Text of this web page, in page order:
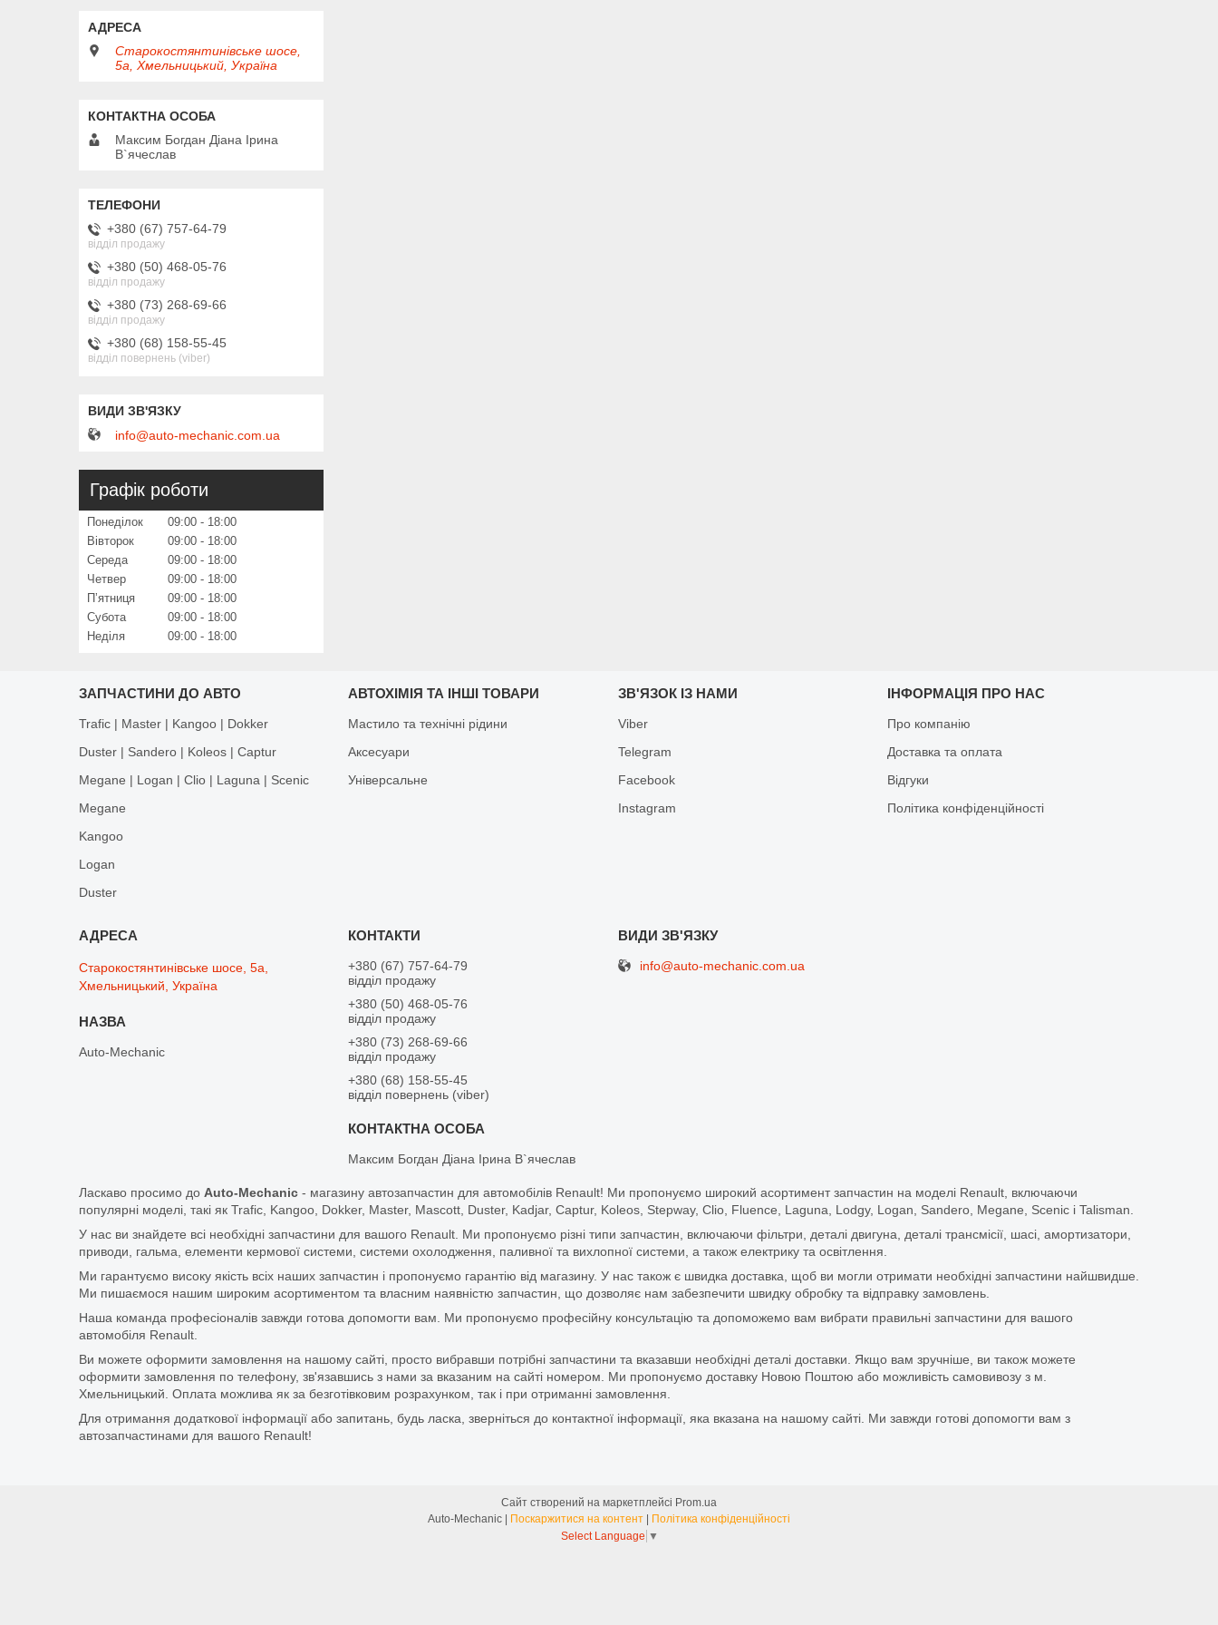
Старокостянтинівське шосе,
5а, Хмельницький, Україна
Максим Богдан Діана Ірина
В`ячеслав
+380 (67) 757-64-79
відділ продажу
+380 (50) 468-05-76
відділ продажу
+380 (73) 268-69-66
відділ продажу
+380 (68) 158-55-45
відділ повернень (viber)
info@auto-mechanic.com.ua
Графік роботи
Понеділок 09:00
18:00
Вівторок
09:00
18:00
Середа
09:00
18:00
Четвер
09:00
18:00
Пʼятниця
09:00
18:00
Субота
09:00
18:00
Неділя
09:00 18:00
ЗАПЧАСТИНИ ДО АВТО
Trafic | Master | Kangoo | Dokker
Duster | Sandero | Koleos | Captur
Megane | Logan | Clio | Laguna | Scenic
Megane
Kangoo
Logan
Duster
АВТОХІМІЯ ТА ІНШІ ТОВАРИ
Мастило та технічні рідини
Аксесуари
Універсальне
ЗВ'ЯЗОК ІЗ НАМИ
Viber
Telegram
Facebook
Іnstagram
ІНФОРМАЦІЯ ПРО НАС
Про компанію
Доставка та оплата
Відгуки
Політика конфіденційності
Старокостянтинівське шосе, 5а,
Хмельницький, Україна
Auto-Mechanic
+380 (67) 757-64-79
відділ продажу
+380 (50) 468-05-76
відділ продажу
+380 (73) 268-69-66
відділ продажу
+380 (68) 158-55-45
відділ повернень (viber)
Максим Богдан Діана Ірина В`ячеслав
info@auto-mechanic.com.ua
Ласкаво просимо до Auto-Mechanic - магазину автозапчастин для автомобілів Renault! Ми пропонуємо широкий асортимент запчастин на моделі Renault, включаючи
популярні моделі, такі як Trafic, Kangoo, Dokker, Master, Mascott, Duster, Kadjar, Captur, Koleos, Stepway, Clio, Fluence, Laguna, Lodgy, Logan, Sandero, Megane, Scenic і Talisman.
У нас ви знайдете всі необхідні запчастини для вашого Renault. Ми пропонуємо різні типи запчастин, включаючи фільтри, деталі двигуна, деталі трансмісії, шасі, амортизатори,
приводи, гальма, елементи кермової системи, системи охолодження, паливної та вихлопної системи, а також електрику та освітлення.
Ми гарантуємо високу якість всіх наших запчастин і пропонуємо гарантію від магазину. У нас також є швидка доставка, щоб ви могли отримати необхідні запчастини найшвидше.
Ми пишаємося нашим широким асортиментом та власним наявністю запчастин, що дозволяє нам забезпечити швидку обробку та відправку замовлень.
Наша команда професіоналів завжди готова допомогти вам. Ми пропонуємо професійну консультацію та допоможемо вам вибрати правильні запчастини для вашого
автомобіля Renault.
Ви можете оформити замовлення на нашому сайті, просто вибравши потрібні запчастини та вказавши необхідні деталі доставки. Якщо вам зручніше, ви також можете
оформити замовлення по телефону, зв'язавшись з нами за вказаним на сайті номером. Ми пропонуємо доставку Новою Поштою або можливість самовивозу з м.
Хмельницький. Оплата можлива як за безготівковим розрахунком, так і при отриманні замовлення.
Для отримання додаткової інформації або запитань, будь ласка, зверніться до контактної інформації, яка вказана на нашому сайті. Ми завжди готові допомогти вам з
автозапчастинами для вашого Renault!
Сайт створений на маркетплейсі Prom.ua
Поскаржитися на контент
Політика конфіденційності
Select Language ▼